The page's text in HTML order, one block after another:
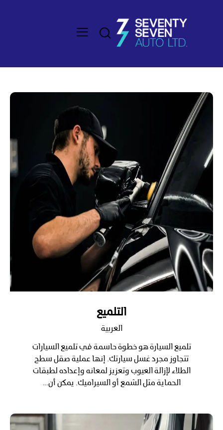
التلميع
العربية
تلميع السيارة هو خطوة حاسمة في تلميع السيارات
تتجاوز مجرد غسل سيارتك. إنها عملية صقل سطح
الطلاء لإزالة العيوب وتعزيز لمعانه وإعداده لطبقات
الحماية مثل الشمع أو السيراميك. يمكن أن…